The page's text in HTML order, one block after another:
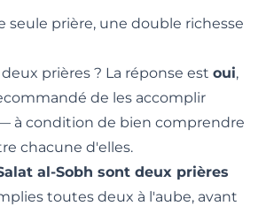
seule prière, une double richesse
prières ? La réponse est oui,
de les accomplir
à condition de bien comprendre
chacune d'elles.
al-Sobh sont deux prières
toutes deux à l'aube, avant